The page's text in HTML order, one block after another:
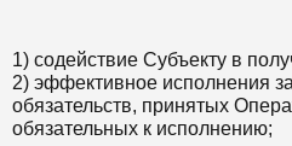
1) содействие Субъекту в
2) эффективное исполнения
обязательств, принятых
обязательных к исполнению;